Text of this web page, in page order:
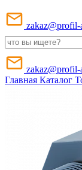
zakaz@profil-
zakaz@profil-
Главная Каталог